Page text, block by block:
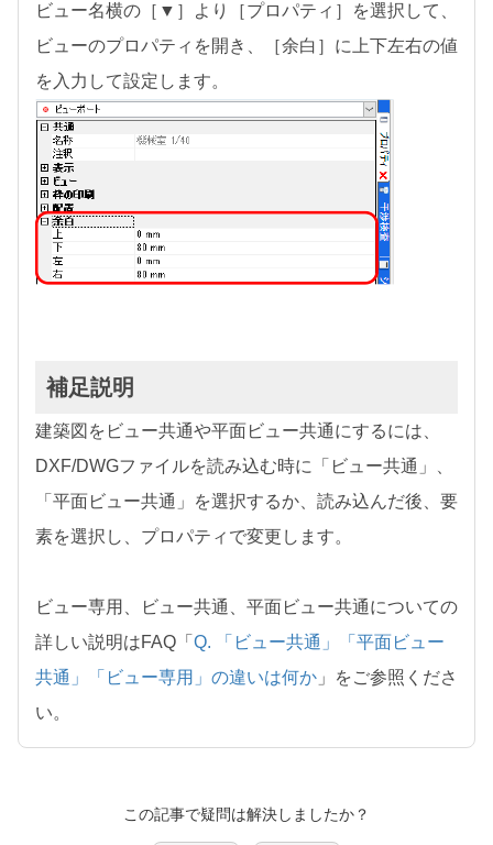
ビュー名横の［▼］より［プロパティ］を選択して、
ビューのプロパティを開き、［余白］に上下左右の値
を入力して設定します。
補足説明
建築図をビュー共通や平面ビュー共通にするには、
DXF/DWGファイルを読み込む時に「ビュー共通」、
「平面ビュー共通」を選択するか、読み込んだ後、要
素を選択し、プロパティで変更します。
ビュー専用、ビュー共通、平面ビュー共通についての
詳しい説明はFAQ「 Q. 「ビュー共通」「平面ビュー
共通」「ビュー専用」の違いは何か 」をご参照くださ
い。
この記事で疑問は解決しましたか？